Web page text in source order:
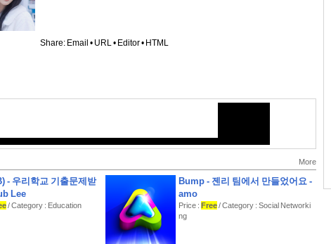
‘머리, 잘라도 될까?’ ‘블랙 드레스를 입는다면 어떨까?’
사진 필터 정보나 촬영 장소 등을 자유롭게 공유할 수 있고, 행복한 순간들을
■세상 모든 카메라 필터
캐럿 크리에이터들이 직접 만든 필터부터 지금 가장 트렌디한 인스타 필터까
지,
필터 검색부터 사진 촬영, 보정까지 캐럿에서 모두 해결하세요.
타임스탬프, QR 스캔, 연속 촬영 등 수많은 카메라 기능 역시 놓치지 않고 담
Share: Email • URL• Editor• HTML
More
- 우리학교 기출문제받
Lee
/ Category : Education
Bump - 젠리 팀에서 만들었어요 -
amo
Price : Free/ Category : Social Networki
ng